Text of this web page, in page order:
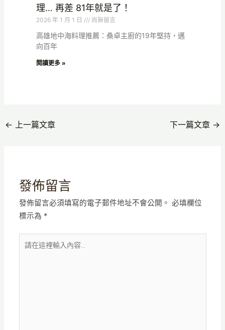
理… 再差 81年就是了！
2026 年 1 月 1 日 尚無留言
高雄地中海料理推薦：桑卓主廚的19年堅持，邁
向百年
閱讀更多 »
← 上一篇文章 下一篇文章 →
發佈留言
發佈留言必須填寫的電子郵件地址不會公開。 必填欄位
標示為 *